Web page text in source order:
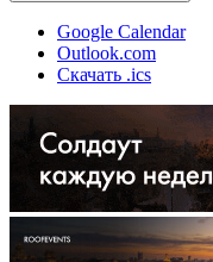
Google Calendar
Outlook.com
Скачать .ics